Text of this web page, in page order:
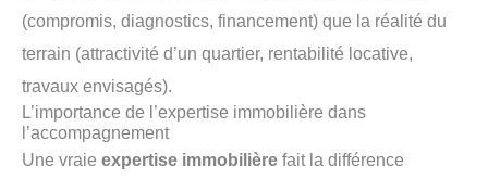
(compromis, diagnostics, financement) que la réalité du
terrain (attractivité d’un quartier, rentabilité locative,
travaux envisagés).
L’importance de l’expertise immobilière dans
l’accompagnement
Une vraie expertise immobilière fait la différence